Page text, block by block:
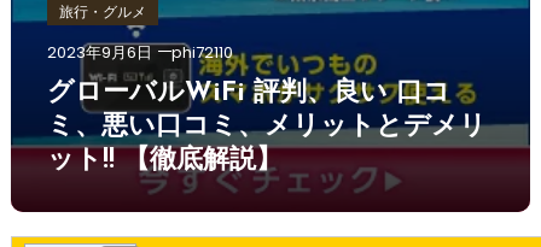
旅行・グルメ
2023年9月6日 phi72110
グローバルWiFi 評判、良い 口コ
ミ、悪い口コミ、メリットとデメリ
ット!! 【徹底解説】